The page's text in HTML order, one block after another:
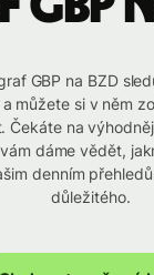
GBP na BZD
můžete si v něm
Čekáte na
dáme vědět,
denním
důležitého.